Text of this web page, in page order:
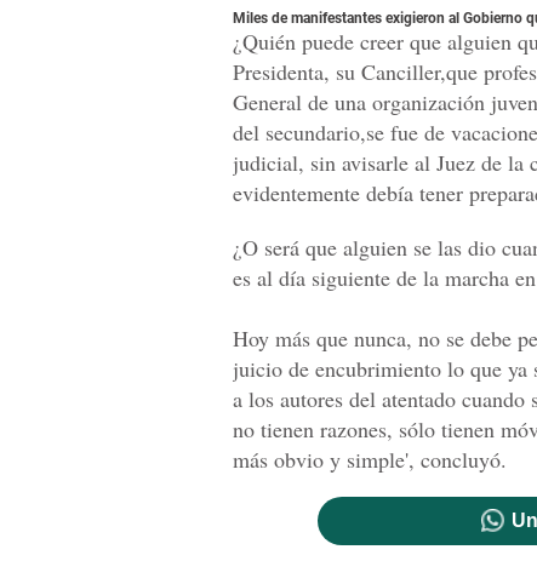
Miles de manifestantes exigieron al Gobierno
¿Quién puede creer que alguien
Presidenta, su Canciller,que
General de una organización
del secundario,se fue de
judicial, sin avisarle al Juez de la
evidentemente debía tener
¿O será que alguien se las dio
es al día siguiente de la marcha
Hoy más que nunca, no se debe
juicio de encubrimiento lo que ya
a los autores del atentado
no tienen razones, sólo tienen
más obvio y simple', concluyó.